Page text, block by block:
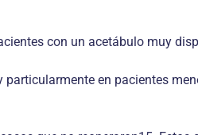
con un acetábulo muy
en pacientes